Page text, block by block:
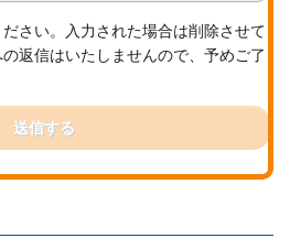
さい。入力された場合は削除させて
返信はいたしませんので、予めご了
送信する